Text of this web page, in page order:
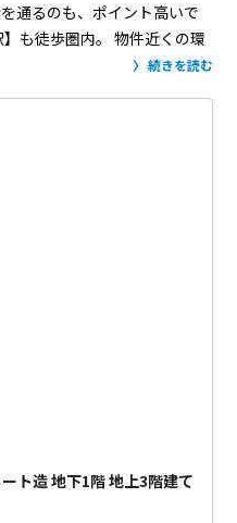
通るのも、ポイント高いで
も徒歩圏内。
物件近くの環
碑さくら通りには、目
ニング・キッチンは、北側に
生活感を隠しながら、
待ってる方にもうれしいつ
勉強や趣味に集中するお部
にウォークインクローゼッ
だけで、自分をもっと高めら
高級感があり、気分を上げ
続きを読む
ト造 地下1階 地上3階建て